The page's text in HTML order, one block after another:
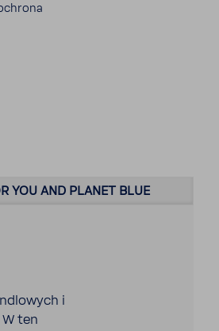
YOU AND PLANET BLUE
i
ten